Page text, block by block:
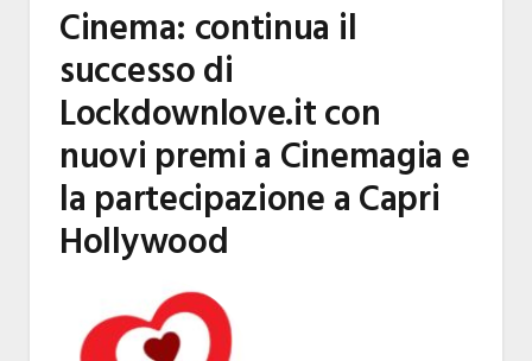
Cinema: continua il
successo di
Lockdownlove.it con
nuovi premi a Cinemagia e
la partecipazione a Capri
Hollywood